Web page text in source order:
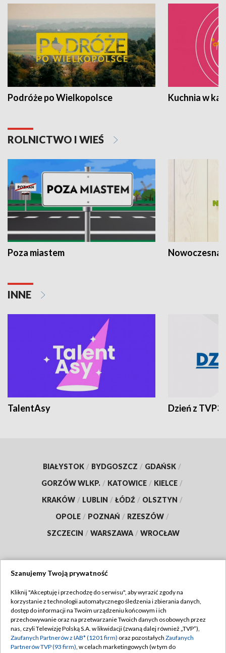
Podróże po Wielkopolsce Kuchnia w
ROLNICTWO I WIEŚ
Poza miastem Nowoczesna
INNE
TalentAsy Dzień z TVP3
BIAŁYSTOK / BYDGOSZCZ / GDAŃSK /
GORZÓW WLKP. / KATOWICE / KIELCE /
KRAKÓW / LUBLIN / ŁÓDŹ / OLSZTYN /
OPOLE / POZNAŃ / RZESZÓW /
SZCZECIN / WARSZAWA / WROCŁAW
TVP
Abonament TVP
Emisja w TVP
Regulamin TVP
Polityka prywatności
Szanujemy Twoją prywatność
Kliknij "Akceptuję i przechodzę do serwisu", aby wyrazić zgody na
korzystanie z technologii automatycznego śledzenia i zbierania danych,
dostęp do informacji na Twoim urządzeniu końcowym i ich
przechowywanie oraz na przetwarzanie Twoich danych osobowych przez
nas, czyli Telewizję Polską S.A. w likwidacji (zwaną dalej również „TVP”),
Zaufanych Partnerów z IAB* (1201 firm) oraz pozostałych Zaufanych
Partnerów TVP (93 firm), w celach marketingowych (w tym do